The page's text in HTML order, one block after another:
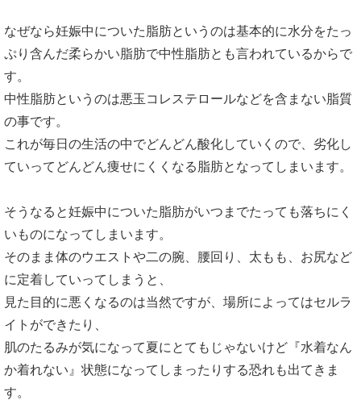
なぜなら妊娠中についた脂肪というのは基本的に水分をたっ
ぷり含んだ柔らかい脂肪で中性脂肪とも言われているからで
す。
中性脂肪というのは悪玉コレステロールなどを含まない脂質
の事です。
これが毎日の生活の中でどんどん酸化していくので、劣化し
ていってどんどん痩せにくくなる脂肪となってしまいます。
そうなると妊娠中についた脂肪がいつまでたっても落ちにく
いものになってしまいます。
そのまま体のウエストや二の腕、腰回り、太もも、お尻など
に定着していってしまうと、
見た目的に悪くなるのは当然ですが、場所によってはセルラ
イトができたり、
肌のたるみが気になって夏にとてもじゃないけど『水着なん
か着れない』状態になってしまったりする恐れも出てきま
す。